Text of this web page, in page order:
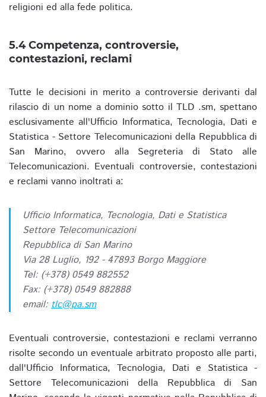
religioni ed alla fede politica.
5.4 Competenza, controversie,
contestazioni, reclami
Tutte le decisioni in merito a controversie derivanti dal
rilascio di un nome a dominio sotto il TLD .sm, spettano
esclusivamente all'Ufficio Informatica, Tecnologia, Dati e
Statistica - Settore Telecomunicazioni della Repubblica di
San Marino, ovvero alla Segreteria di Stato alle
Telecomunicazioni. Eventuali controversie, contestazioni
e reclami vanno inoltrati a:
Ufficio Informatica, Tecnologia, Dati e Statistica
Settore Telecomunicazioni
Repubblica di San Marino
Via 28 Luglio, 192 - 47893 Borgo Maggiore
Tel: (+378) 0549 882552
Fax: (+378) 0549 882888
email: tlc@pa.sm
Eventuali controversie, contestazioni e reclami verranno
risolte secondo un eventuale arbitrato proposto alle parti,
dall'Ufficio Informatica, Tecnologia, Dati e Statistica -
Settore Telecomunicazioni della Repubblica di San